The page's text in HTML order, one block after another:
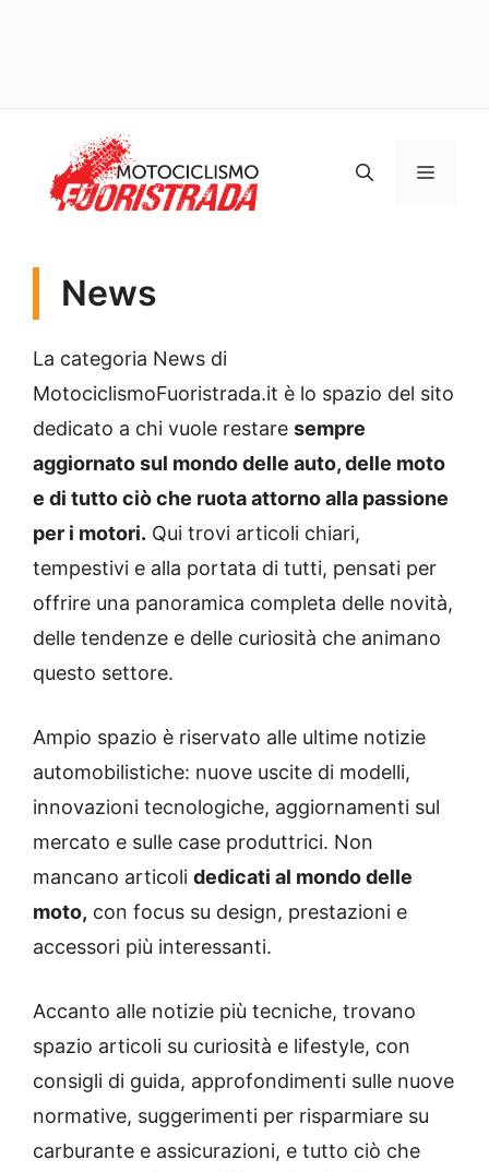
contenuto
MENU
News
La categoria News di
MotociclismoFuoristrada.it è lo spazio del sito
dedicato a chi vuole restare sempre
aggiornato sul mondo delle auto, delle moto
e di tutto ciò che ruota attorno alla passione
per i motori. Qui trovi articoli chiari,
tempestivi e alla portata di tutti, pensati per
offrire una panoramica completa delle novità,
delle tendenze e delle curiosità che animano
questo settore.
Ampio spazio è riservato alle ultime notizie
automobilistiche: nuove uscite di modelli,
innovazioni tecnologiche, aggiornamenti sul
mercato e sulle case produttrici. Non
mancano articoli dedicati al mondo delle
moto, con focus su design, prestazioni e
accessori più interessanti.
Accanto alle notizie più tecniche, trovano
spazio articoli su curiosità e lifestyle, con
consigli di guida, approfondimenti sulle nuove
normative, suggerimenti per risparmiare su
carburante e assicurazioni, e tutto ciò che